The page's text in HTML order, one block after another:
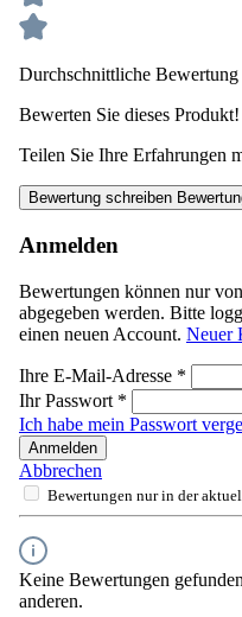
Durchschnittliche
Bewerten Sie dieses Produkt!
Teilen Sie Ihre Erfahrungen
Bewertung schreiben
Anmelden
Bewertungen können nur
abgegeben werden. Bitte
einen neuen Account. Neuer
Ihre E-Mail-Adresse *
Ihr Passwort *
Ich habe mein Passwort
Anmelden
Abbrechen
Bewertungen nur in der
Keine Bewertungen
anderen.